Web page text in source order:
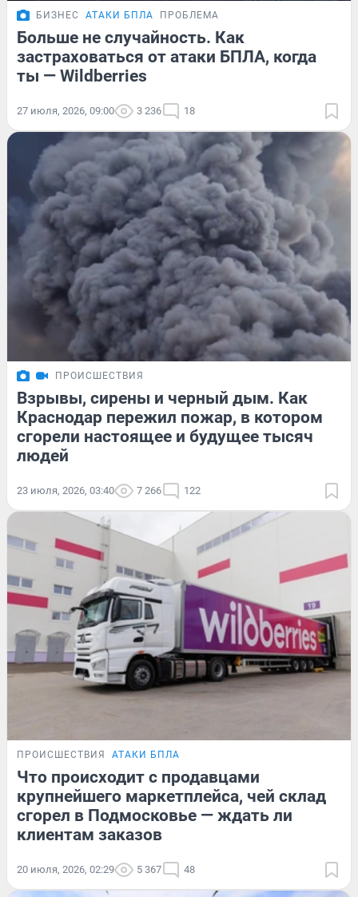
БИЗНЕС АТАКИ БПЛА ПРОБЛЕМА
Больше не случайность. Как
застраховаться от атаки БПЛА, когда
ты — Wildberries
27 июля, 2026, 09:00 3 236 18
ПРОИСШЕСТВИЯ
Взрывы, сирены и черный дым. Как
Краснодар пережил пожар, в котором
сгорели настоящее и будущее тысяч
людей
23 июля, 2026, 03:40 7 266 122
ПРОИСШЕСТВИЯ АТАКИ БПЛА
Что происходит с продавцами
крупнейшего маркетплейса, чей склад
сгорел в Подмосковье — ждать ли
клиентам заказов
20 июля, 2026, 02:29 5 367 48